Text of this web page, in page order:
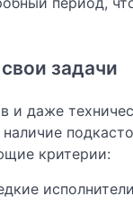
задачи
и даже
критерии: